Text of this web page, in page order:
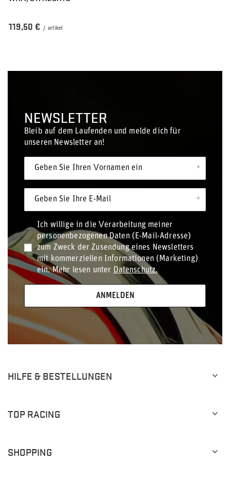
119,50 € / artikel
NEWSLETTER
Bleib auf dem Laufenden und melde dich für
unseren Newsletter an!
Geben Sie Ihren Vornamen ein
Geben Sie Ihre E-Mail
Ich willige in die Verarbeitung meiner
personenbezogenen Daten (E-Mail-Adresse)
zum Zweck der Zusendung eines Newsletters
mit kommerziellen Informationen (Marketing)
ein. Mehr lesen unter Datenschutz.
ANMELDEN
HILFE & BESTELLUNGEN
TOP RACING
SHOPPING